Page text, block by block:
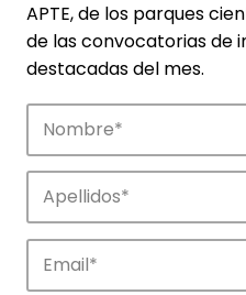
APTE, de los parques
de las convocatorias de
destacadas del mes.